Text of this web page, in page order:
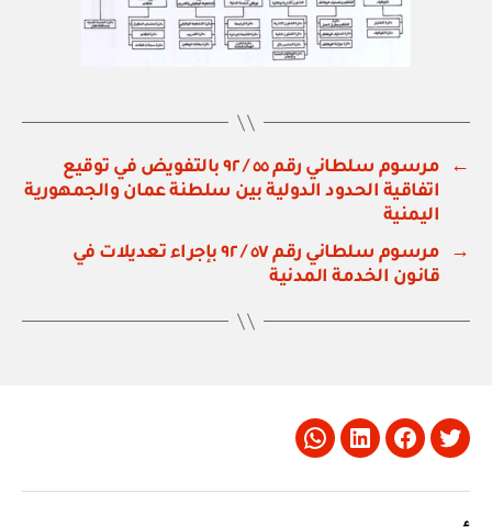
←
مرسوم سلطاني رقم ٥٥ / ٩٢ بالتفويض في توقيع
اتفاقية الحدود الدولية بين سلطنة عمان والجمهورية
اليمنية
→
مرسوم سلطاني رقم ٥٧ / ٩٢ بإجراء تعديلات في
قانون الخدمة المدنية
Twitter
Facebook
LinkedIn
Whatsapp